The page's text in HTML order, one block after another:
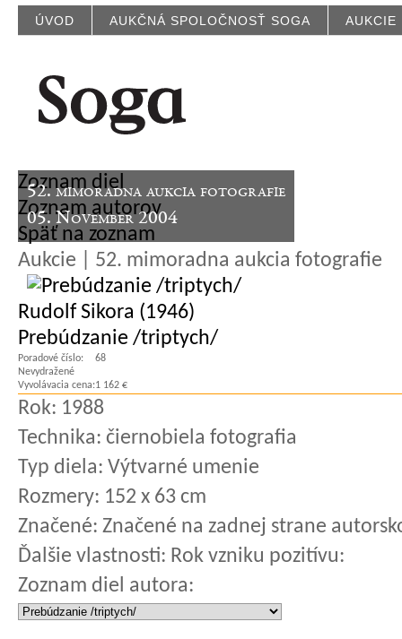
ÚVOD AUKČNÁ SPOLOČNOSŤ SOGA AUKCIE
52. mimoradna aukcia fotografie
05. November 2004
Zoznam diel
Zoznam autorov
Späť na zoznam
Aukcie | 52. mimoradna aukcia fotografie
Rudolf Sikora (1946)
Prebúdzanie /triptych/
Poradové číslo:
68
Nevydražené
Vyvolávacia cena:1 162 €
Rok: 1988
Technika: čiernobiela fotografia
Typ diela: Výtvarné umenie
Rozmery: 152 x 63 cm
Značené: Značené na zadnej strane
Ďalšie vlastnosti: Rok vzniku pozitívu:
Zoznam diel autora: